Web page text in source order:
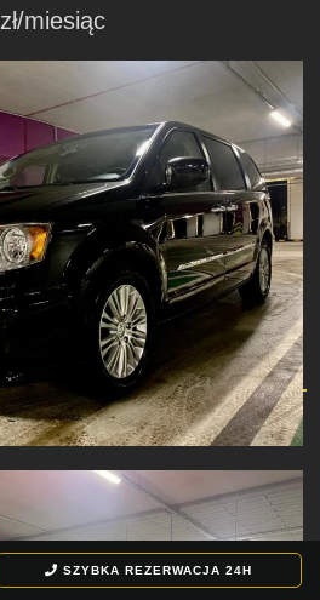
SZYBKA REZERWACJA24H
miesiąc